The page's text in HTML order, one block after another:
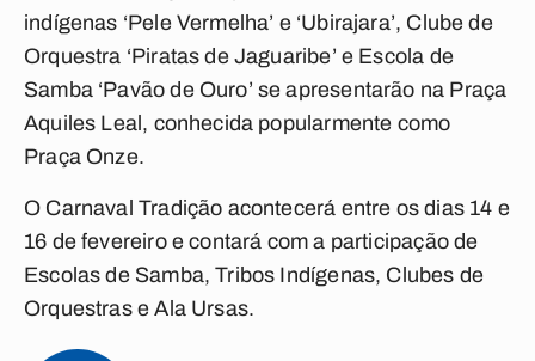
indígenas ‘Pele Vermelha’ e ‘Ubirajara’, Clube de
Orquestra ‘Piratas de Jaguaribe’ e Escola de
Samba ‘Pavão de Ouro’ se apresentarão na Praça
Aquiles Leal, conhecida popularmente como
Praça Onze.
O Carnaval Tradição acontecerá entre os dias 14 e
16 de fevereiro e contará com a participação de
Escolas de Samba, Tribos Indígenas, Clubes de
Orquestras e Ala Ursas.